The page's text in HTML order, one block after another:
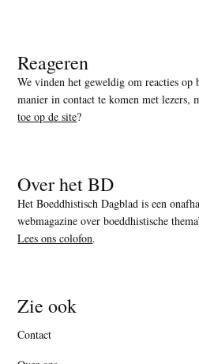
Reageren
We vinden het geweldig om reacties
manier in contact te komen met lezers,
toe op de site?
Over het BD
Het Boeddhistisch Dagblad is een
webmagazine over boeddhistische
Lees ons colofon.
Zie ook
Contact